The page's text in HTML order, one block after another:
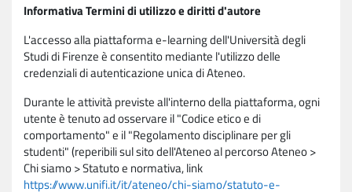
Informativa Termini di utilizzo e diritti d'autore
L'accesso alla piattaforma e-learning dell'Università degli
Studi di Firenze è consentito mediante l'utilizzo delle
credenziali di autenticazione unica di Ateneo.
Durante le attività previste all'interno della piattaforma, ogni
utente è tenuto ad osservare il "Codice etico e di
comportamento" e il "Regolamento disciplinare per gli
studenti" (reperibili sul sito dell'Ateneo al percorso Ateneo >
Chi siamo > Statuto e normativa, link
https://www.unifi.it/it/ateneo/chi-siamo/statuto-e-